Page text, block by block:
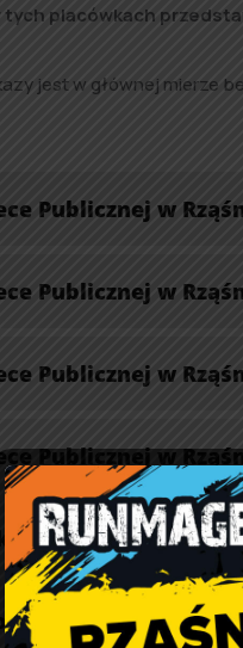
tych placówkach
jest w głównej mierze
Publicznej w
Publicznej w
Publicznej w
Publicznej w
–